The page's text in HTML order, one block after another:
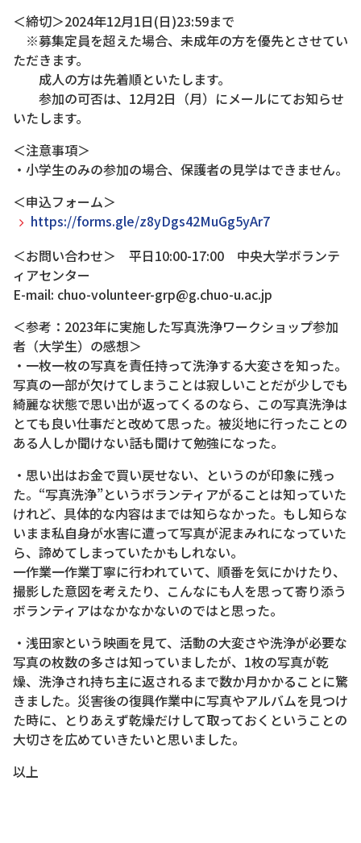
＜締切＞2024年12月1日(日)23:59まで
※募集定員を超えた場合、未成年の方を優先とさせてい
ただきます。
成人の方は先着順といたします。
参加の可否は、12月2日（月）にメールにてお知らせ
いたします。
＜注意事項＞
・小学生のみの参加の場合、保護者の見学はできません。
＜申込フォーム＞
https://forms.gle/z8yDgs42MuGg5yAr7
＜お問い合わせ＞ 平日10:00-17:00 中央大学ボランテ
ィアセンター
E-mail: chuo-volunteer-grp@g.chuo-u.ac.jp
＜参考：2023年に実施した写真洗浄ワークショップ参加
者（大学生）の感想＞
・一枚一枚の写真を責任持って洗浄する大変さを知った。
写真の一部が欠けてしまうことは寂しいことだが少しでも
綺麗な状態で思い出が返ってくるのなら、この写真洗浄は
とても良い仕事だと改めて思った。被災地に行ったことの
ある人しか聞けない話も聞けて勉強になった。
・思い出はお金で買い戻せない、というのが印象に残っ
た。“写真洗浄”というボランティアがることは知っていた
けれど、具体的な内容はまでは知らなかった。もし知らな
いまま私自身が水害に遭って写真が泥まみれになっていた
ら、諦めてしまっていたかもしれない。
一作業一作業丁寧に行われていて、順番を気にかけたり、
撮影した意図を考えたり、こんなにも人を思って寄り添う
ボランティアはなかなかないのではと思った。
・浅田家という映画を見て、活動の大変さや洗浄が必要な
写真の枚数の多さは知っていましたが、1枚の写真が乾
燥、洗浄され持ち主に返されるまで数か月かかることに驚
きました。災害後の復興作業中に写真やアルバムを見つけ
た時に、とりあえず乾燥だけして取っておくということの
大切さを広めていきたいと思いました。
以上